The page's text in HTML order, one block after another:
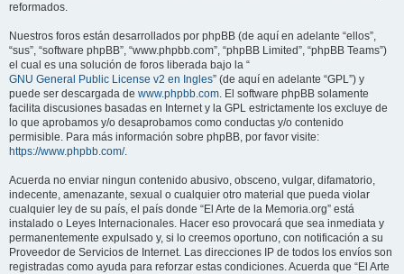
reformados.
Nuestros foros están desarrollados por phpBB (de aquí en adelante “ellos”,
“sus”, “software phpBB”, “www.phpbb.com”, “phpBB Limited”, “phpBB Teams”)
el cual es una solución de foros liberada bajo la “
GNU General Public License v2 en Ingles” (de aquí en adelante “GPL”) y
puede ser descargada de www.phpbb.com. El software phpBB solamente
facilita discusiones basadas en Internet y la GPL estrictamente los excluye de
lo que aprobamos y/o desaprobamos como conductas y/o contenido
permisible. Para más información sobre phpBB, por favor visite:
https://www.phpbb.com/.
Acuerda no enviar ningun contenido abusivo, obsceno, vulgar, difamatorio,
indecente, amenazante, sexual o cualquier otro material que pueda violar
cualquier ley de su país, el país donde “El Arte de la Memoria.org” está
instalado o Leyes Internacionales. Hacer eso provocará que sea inmediata y
permanentemente expulsado y, si lo creemos oportuno, con notificación a su
Proveedor de Servicios de Internet. Las direcciones IP de todos los envíos son
registradas como ayuda para reforzar estas condiciones. Acuerda que “El Arte